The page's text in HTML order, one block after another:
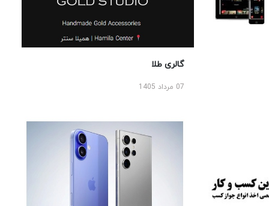
گالری طلا
07 مرداد 1405